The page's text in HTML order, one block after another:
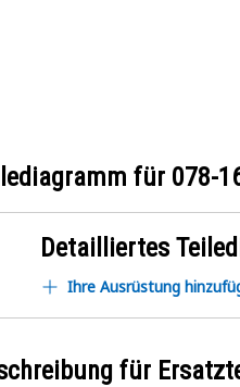
für 078-
Detailliertes
Ihre Ausrüstung
für